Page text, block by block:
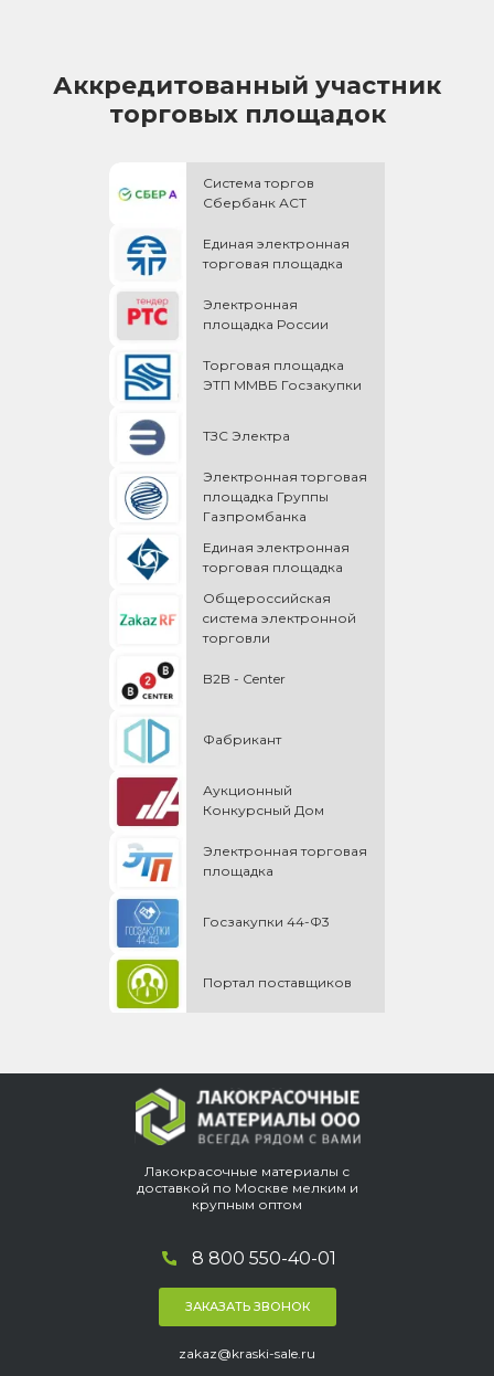
Аккредитованный участник
торговых площадок
Система торгов
Сбербанк АСТ
Единая электронная
торговая площадка
Электронная
площадка России
Торговая площадка
ЭТП ММВБ Госзакупки
ТЗС Электра
Электронная торговая
площадка Группы
Газпромбанка
Единая электронная
торговая площадка
Общероссийская
cистема электронной
торговли
B2B - Center
Фабрикант
Аукционный
Конкурсный Дом
Электронная торговая
площадка
Госзакупки 44-Ф3
Портал поставщиков
Лакокрасочные материалы с
доставкой по Москве мелким и
крупным оптом
8 800 550-40-01
ЗАКАЗАТЬ ЗВОНОК
zakaz@kraski-sale.ru